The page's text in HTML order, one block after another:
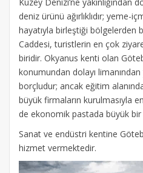
Kuzey Denizi’ne yakınlığından
deniz ürünü ağırlıklıdır; yeme-
hayatıyla birleştiği bölgelerden
Caddesi, turistlerin en çok
biridir. Okyanus kenti olan
konumundan dolayı
borçludur; ancak eğitim
büyük firmaların kurulmasıyla
de ekonomik pastada büyük
Sanat ve endüstri kentine
hizmet vermektedir.